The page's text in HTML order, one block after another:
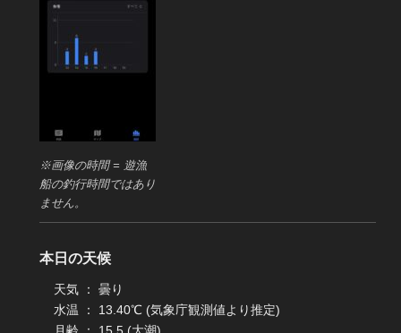
※画像の時間 = 遊漁
船の釣行時間ではあり
ません。
本日の天候
天気 ： 曇り
水温 ： 13.40℃ (気象庁観測値より推定)
月齢 ： 15.5 (大潮)